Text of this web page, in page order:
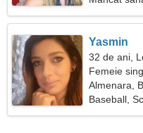
Yasmin
32 de ani,
Femeie
Almenara,
Baseball,